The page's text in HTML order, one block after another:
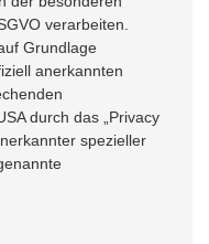
verarbeiten.
Grundlage
anerkannten
durch das „Privacy
spezieller